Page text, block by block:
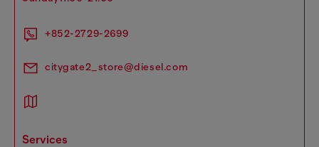
+852-2729-2699
citygate2_store@diesel.com
services